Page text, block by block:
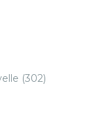
maar
(302)